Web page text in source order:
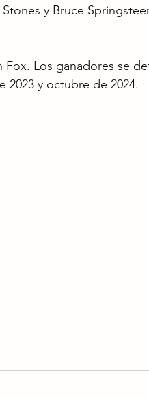
y Bruce
Fox. Los ganadores se
2023 y octubre de 2024.